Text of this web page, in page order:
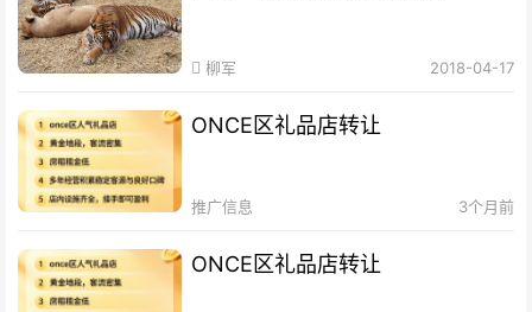
柳军 2018-04-17
ONCE区礼品店转让
推广信息 3个月前
ONCE区礼品店转让